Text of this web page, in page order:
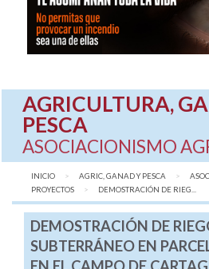
AGRICULTURA,
PESCA
ASOCIACIONISMO
INICIO AGRIC, GANAD Y PESCA
PROYECTOS
AQUÍ:
DEMOSTRACIÓN DE RIEG...
DEMOSTRACIÓN DE
SUBTERRÁNEO EN